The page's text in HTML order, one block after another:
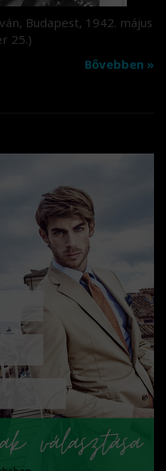
Budapest, 1942. május
25.)
Bővebben »